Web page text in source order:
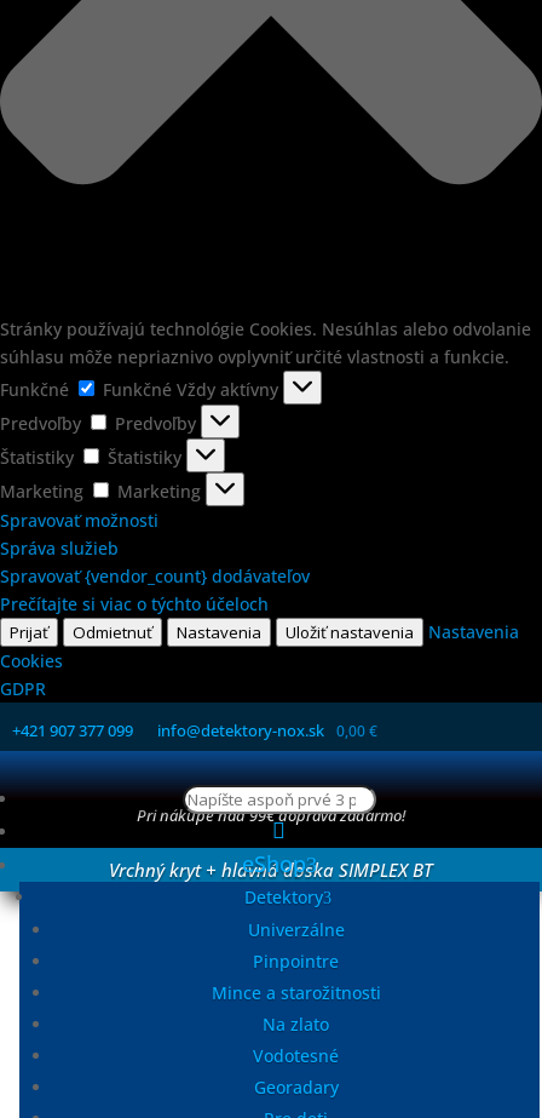
Stránky používajú technológie Cookies. Nesúhlas alebo odvolanie
súhlasu môže nepriaznivo ovplyvniť určité vlastnosti a funkcie.
Funkčné
Funkčné Vždy aktívny
Predvoľby
Predvoľby
Štatistiky
Štatistiky
Marketing
Marketing
Spravovať možnosti
Správa služieb
Spravovať {vendor_count} dodávateľov
Prečítajte si viac o týchto účeloch
Prijať Odmietnuť Nastavenia Uložiť nastavenia
Nastavenia
Cookies
GDPR
+421 907 377 099 info@detektory-nox.sk 0,00€
Products
search

eShop
Detektory
Univerzálne
Pinpointre
Mince a starožitnosti
Na zlato
Vodotesné
Georadary
Pri nákupe nad 99€ doprava zadarmo!
Vrchný kryt + hlavná doska SIMPLEX BT
Vrchný kryt + hlavná doska SIMPLEX BT